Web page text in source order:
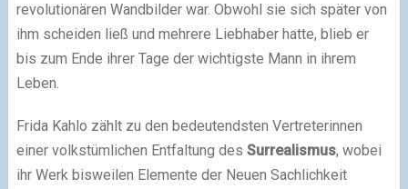
revolutionären Wandbilder war. Obwohl sie sich später von
ihm scheiden ließ und mehrere Liebhaber hatte, blieb er
bis zum Ende ihrer Tage der wichtigste Mann in ihrem
Leben.
Frida Kahlo zählt zu den bedeutendsten Vertreterinnen
einer volkstümlichen Entfaltung des Surrealismus, wobei
ihr Werk bisweilen Elemente der Neuen Sachlichkeit